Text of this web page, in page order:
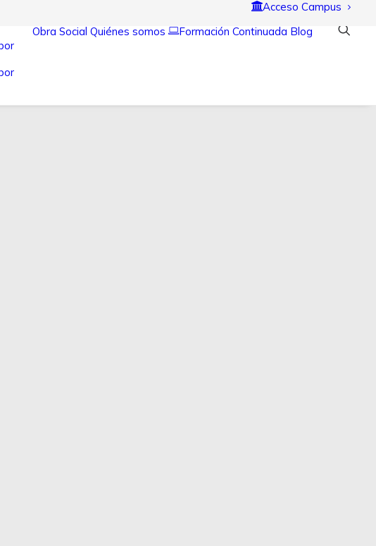
Acceso Campus
Obra Social Quiénes somos Formación Continuada Blog